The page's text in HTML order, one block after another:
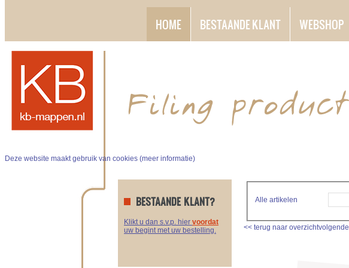
HOME BESTAANDE KLANT WEBSHOP
BESTAANDE KLANT?
Klikt u dan s.v.p. hier voordat
uw begint met uw bestelling.
Alle artikelen
<< terug naar overzichtvolgende
Deze website maakt gebruik van cookies (meer informatie)